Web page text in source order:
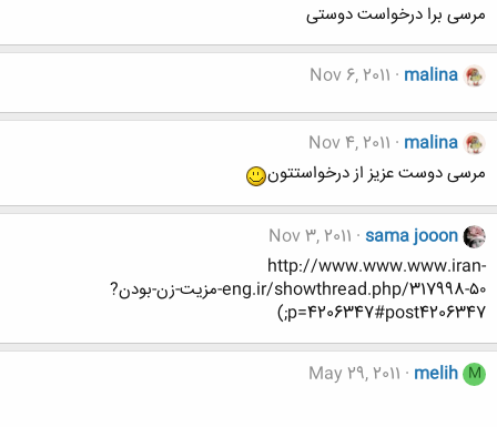
مرسی برا درخواست دوستی
malina
Nov 6, 2011
malina
Nov 4, 2011
مرسی دوست عزیز از درخواستتون
sama jooon
Nov 3, 2011
http://www.www.www.iran-
eng.ir/showthread.php/317998-۵۰-مزيت-زن-بودن?
p=4206347#post4206347;)
M
melih
May 29, 2011